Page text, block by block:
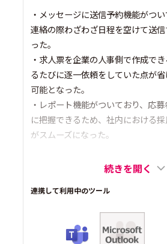
・メッセージに送信予約機能がつ
連絡の際わざわざ日程を空けて送
った。
・求人票を企業の人事側で作成で
るたびに逐一依頼をしていた点が
可能となった。
・レポート機能がついており、応
に把握できるため、社内における
がスムーズになった。
続きを開く
連携して利用中のツール